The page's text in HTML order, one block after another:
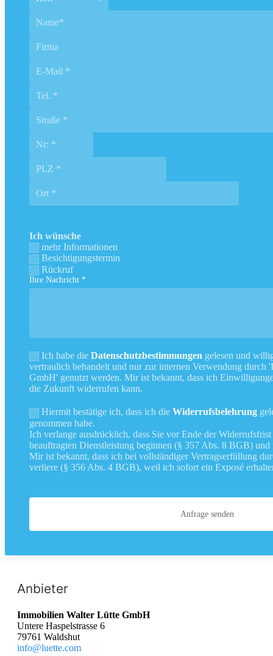
Ich wünsche
mehr Informationen
Besichtigungstermin
Rückruf
Ihre Nachricht *
Ich habe die Datenschutzbestimmungen gelesen und
vertraulich behandelt und nur zur internen Verwendung durch
GmbH' genutzt werden. Mir ist bekannt, dass ich
die Zukunft widerrufen kann.
Hiermit bestätige ich, dass ich die Widerrufsbelehrung
genommen habe.
Ich verlange ausdrücklich, dass Sie vor Ende der
beauftragten Dienstleistung beginnen (§ 357 Abs. 8 BGB) und
Mir ist bekannt, dass ich bei vollständiger Vertragserfüllung
verliere (§ 356 Abs. 4 BGB), weil ich sofort ein Exposé
Anfrage senden
Anbieter
Immobilien Walter Lütte GmbH
Untere Haspelstrasse 6
79761 Waldshut
info@luette.com